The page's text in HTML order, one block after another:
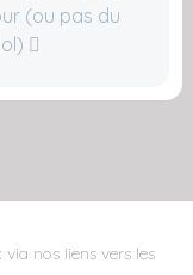
(ou pas du
nos liens vers les